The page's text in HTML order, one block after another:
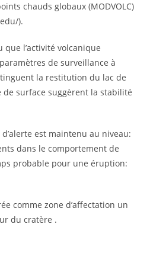
chauds globaux (MODVOLC)
).
que l’activité volcanique
de surveillance à
la restitution du lac de
surface suggèrent la stabilité
est maintenu au niveau:
dans le comportement de
probable pour une éruption:
comme zone d’affectation un
du cratère .